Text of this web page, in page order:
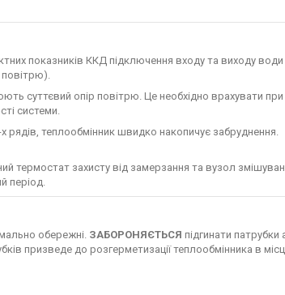
показників ККД підключення входу та виходу води
суттєвий опір повітрю. Це необхідно врахувати при
системи.
рядів, теплообмінник швидко накопичує забруднення.
термостат захисту від замерзання та вузол
період.
обережні. ЗАБОРОНЯЄТЬСЯ підгинати
призведе до розгерметизації теплообмінника в